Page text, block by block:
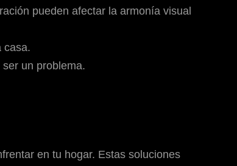
pueden afectar la armonía visual
casa.
un problema.
en tu hogar. Estas soluciones